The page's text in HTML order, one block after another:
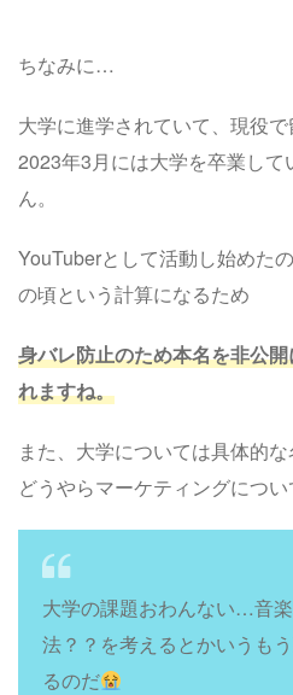
ちなみに…
大学に進学されていて、現役で
2023年3月には大学を卒業して
ん。
YouTuberとして活動し始めた
の頃という計算になるため
身バレ防止のため本名を非公
れますね。
また、大学については具体的な
どうやらマーケティングについ
大学の課題おわんない…音
法？？を考えるとかいうも
るのだ